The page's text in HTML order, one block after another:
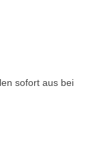
sofort aus bei